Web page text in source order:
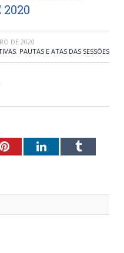
2020
DE 2020
, PAUTAS E ATAS DAS SESSÕES
PinterestLinkedInTumblr